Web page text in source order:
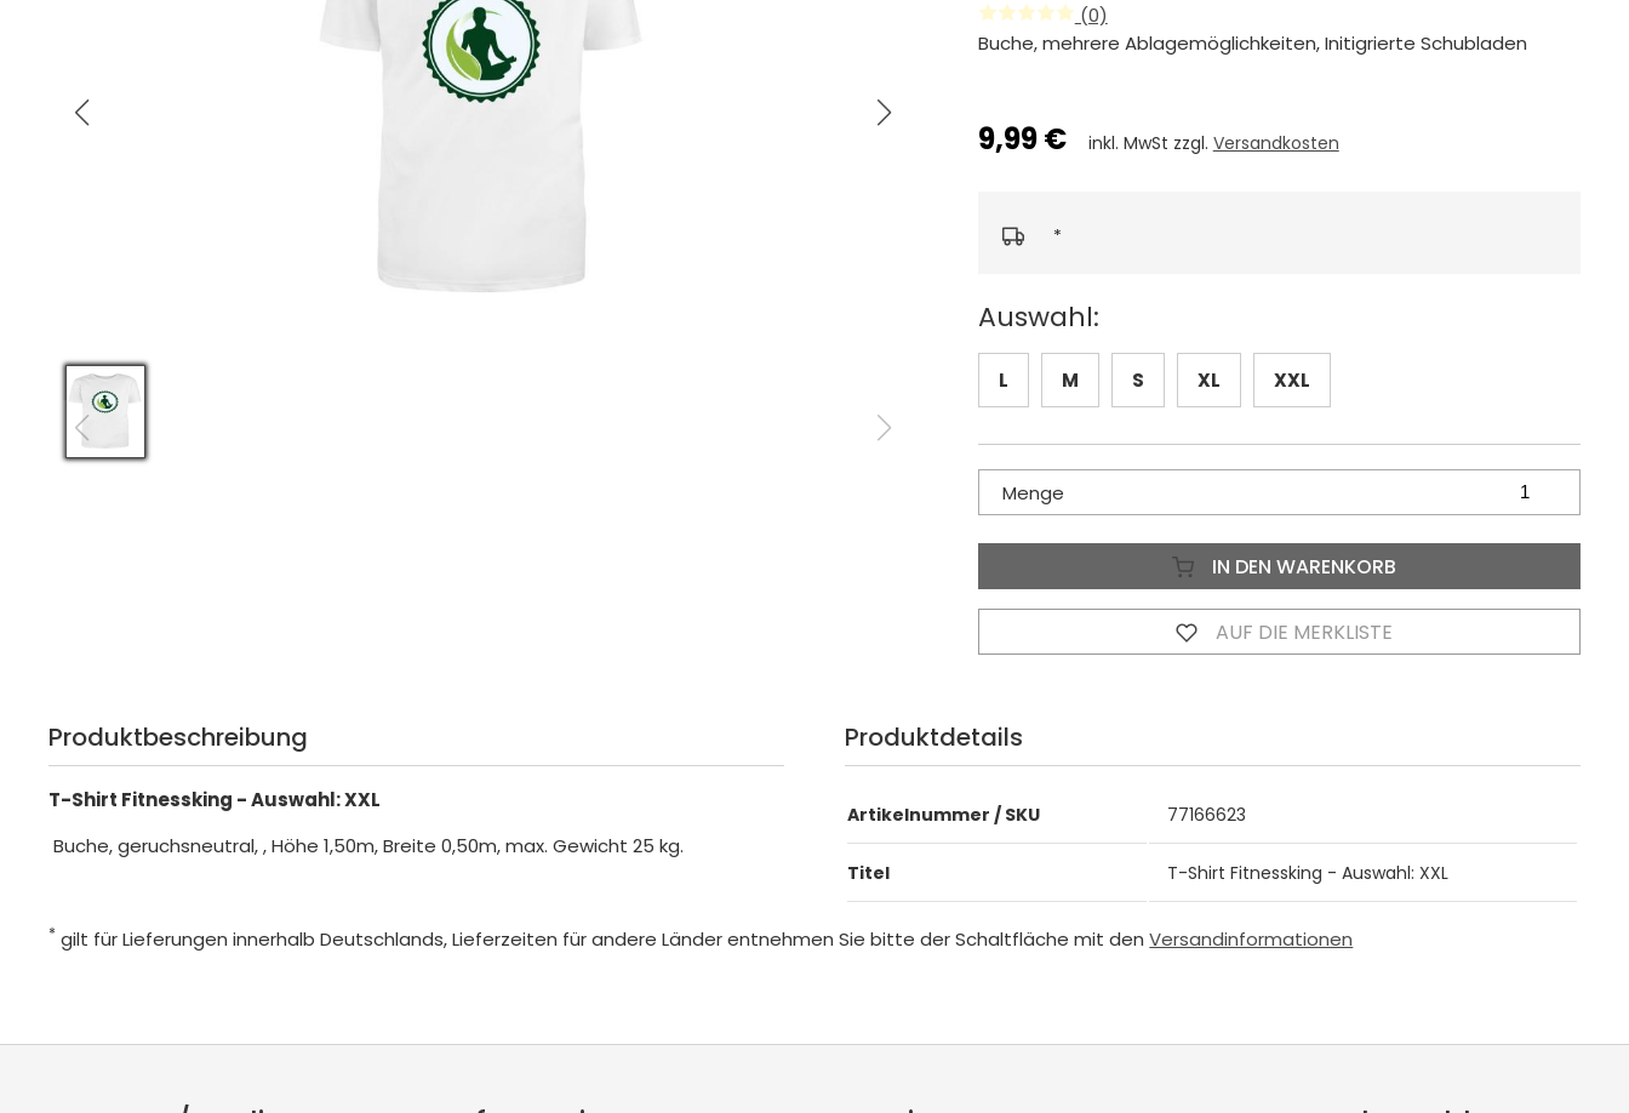
(0)
Buche, mehrere Ablagemöglichkeiten, Initigrierte Schubladen
9,99 € inkl. MwSt zzgl. Versandkosten
*
Auswahl:
L M S XL XXL
Menge
IN DEN WARENKORB
AUF DIE MERKLISTE
Produktbeschreibung
T-Shirt Fitnessking - Auswahl: XXL
Buche, geruchsneutral, , Höhe 1,50m, Breite 0,50m, max. Gewicht 25 kg.
Produktdetails
Artikelnummer / SKU 77166623
Titel T-Shirt Fitnessking - Auswahl: XXL
* gilt für Lieferungen innerhalb Deutschlands, Lieferzeiten für andere Länder entnehmen Sie bitte der Schaltfläche mit denVersandinformationen